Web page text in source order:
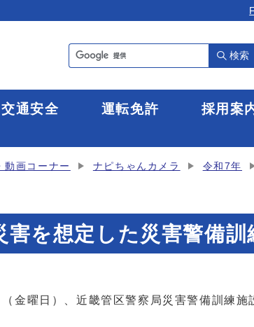
検索
交通安全 運転免許 採用案
動画コーナー ナピちゃんカメラ 令和7年
害を想定した災害警備
金曜日）、近畿管区警察局災害警備訓練施